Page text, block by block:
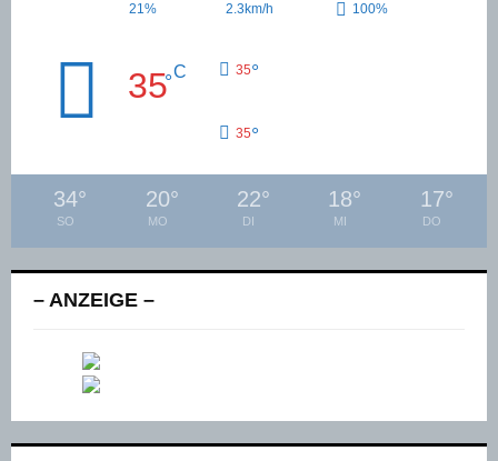
21% 2.3km/h 100%
35°C 35°
35°
34°
SO
20°
MO
22°
DI
18°
MI
17°
DO
– ANZEIGE –